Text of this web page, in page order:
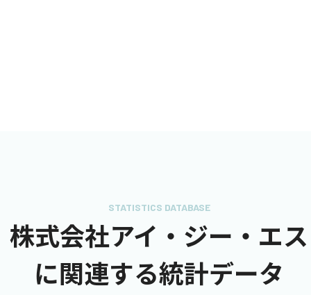
STATISTICS DATABASE
株式会社アイ・ジー・エス
に関連する統計データ